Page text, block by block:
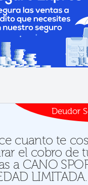
Deudor
cuanto te
el cobro de
a CANO
LIMITADA.